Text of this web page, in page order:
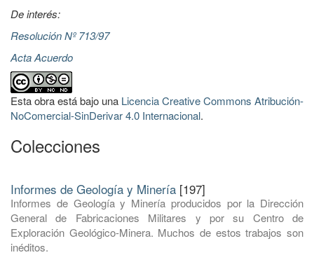
De interés:
Resolución Nº 713/97
Acta Acuerdo
Esta obra está bajo una Licencia Creative Commons Atribución-
NoComercial-SinDerivar 4.0 Internacional.
Colecciones
Informes de Geología y Minería [197]
Informes de Geología y Minería producidos por la Dirección
General de Fabricaciones Militares y por su Centro de
Exploración Geológico-Minera. Muchos de estos trabajos son
inéditos.